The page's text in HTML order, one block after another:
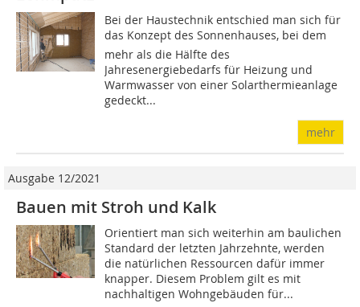
Bei der Haustechnik entschied man sich für
das ­Konzept des Sonnenhauses, bei dem
mehr als die Hälfte des
Jahresenergiebedarfs für Heizung und
Warmwasser von einer Solarthermieanlage
gedeckt...
mehr
Ausgabe 12/2021
Bauen mit Stroh und Kalk
Orientiert man sich weiterhin am baulichen
Standard der letzten Jahrzehnte, werden
die natürlichen Ressourcen dafür immer
knapper. Diesem Problem gilt es mit
nachhaltigen Wohn­gebäuden für...